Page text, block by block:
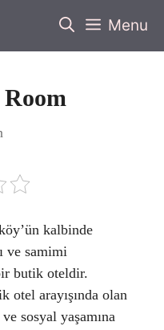
Menu
kalbinde
ve samimi
butik oteldir.
otel arayışında olan
sosyal yaşamına